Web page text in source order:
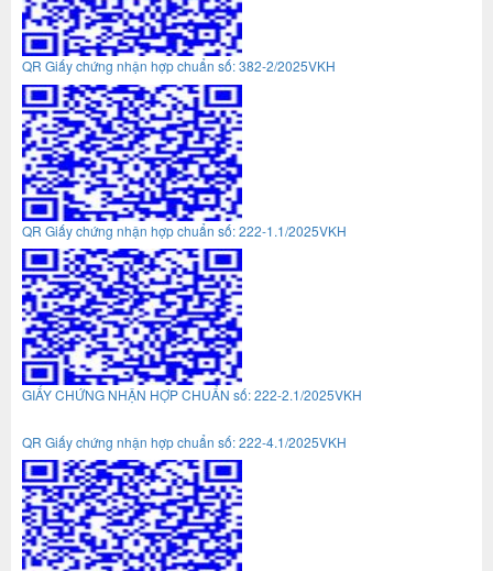
QR Giấy chứng nhận hợp chuẩn số: 382-2/2025VKH
QR Giấy chứng nhận hợp chuẩn số: 222-1.1/2025VKH
GIẤY CHỨNG NHẬN HỢP CHUẨN số: 222-2.1/2025VKH
QR Giấy chứng nhận hợp chuẩn số: 222-4.1/2025VKH